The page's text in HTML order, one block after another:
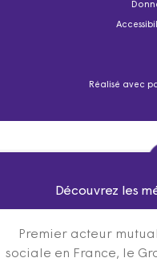
Réalisé avec
Découvrez les
Premier acteur
sociale en France, le